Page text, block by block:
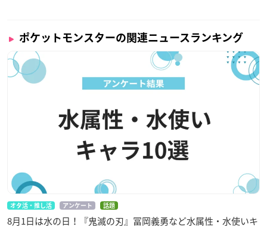
ポケットモンスターの関連ニュースランキング
オタ活・推し活 アンケート 話題
8月1日は水の日！『鬼滅の刃』冨岡義勇など水属性・水使いキ